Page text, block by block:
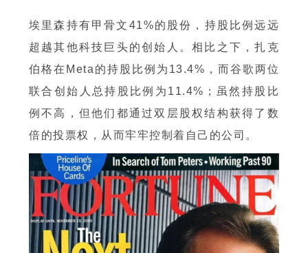
埃里森持有甲骨文41%的股份，持股比例远远
超越其他科技巨头的创始人。相比之下，扎克
伯格在Meta的持股比例为13.4%，而谷歌两位
联合创始人总持股比例为11.4%；虽然持股比
例不高，但他们都通过双层股权结构获得了数
倍的投票权，从而牢牢控制着自己的公司。